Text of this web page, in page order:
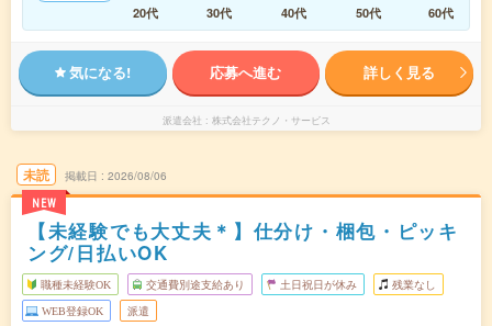
20代
30代 40代 50代 60代
気になる! 応募へ進む 詳しく見る
派遣会社 株式会社テクノ・サービス
未読
NEW
掲載日 2026/08/06
【未経験でも大丈夫＊】仕分け・梱包・ピッキ
ング/日払いOK
職種未経験OK 交通費別途支給あり 土日祝日が休み 残業なし
WEB登録OK 派遣